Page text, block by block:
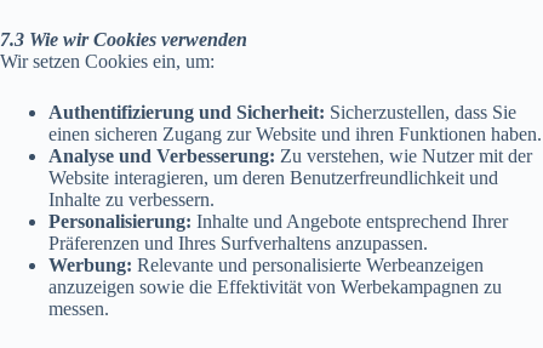
7.3 Wie wir Cookies verwenden
Wir setzen Cookies ein, um:
Authentifizierung und Sicherheit: Sicherzustellen, dass Sie
einen sicheren Zugang zur Website und ihren Funktionen haben.
Analyse und Verbesserung: Zu verstehen, wie Nutzer mit der
Website interagieren, um deren Benutzerfreundlichkeit und
Inhalte zu verbessern.
Personalisierung: Inhalte und Angebote entsprechend Ihrer
Präferenzen und Ihres Surfverhaltens anzupassen.
Werbung: Relevante und personalisierte Werbeanzeigen
anzuzeigen sowie die Effektivität von Werbekampagnen zu
messen.